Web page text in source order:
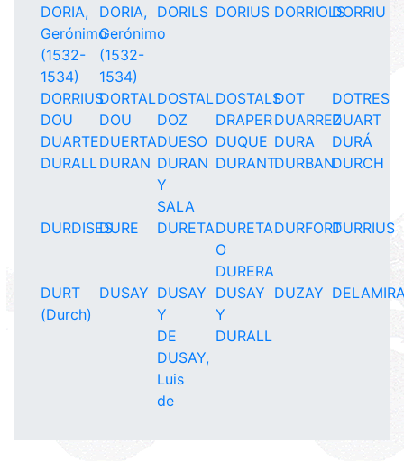
DORIA,
Gerónimo
(1532-
1534)
DORIA,
Gerónimo
(1532-
1534)
DORILS DORIUS DORRIOLSDORRIU
DORRIUSDORTALDOSTALDOSTALSDOT
DOTRES
DOU
DOU DOZ DRAPERDUARREZDUART
DUARTEDUERTADUESO DUQUE DURA
DURÁ
DURALLDURAN DURAN
Y
SALA
DURANTDURBANDURCH
DURDISESDURE DURETADURETA
O
DURERA
DURFORTDURRIUS
DURT
(Durch)
DUSAY DUSAY
Y
DE
DUSAY,
Luis
de
DUSAY
Y
DURALL
DUZAY